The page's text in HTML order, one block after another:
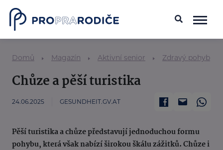
Domů Magazín Aktivní senior Zdravý pohyb
Chůze a pěší turistika
24.06.2025 GESUNDHEIT.GV.AT
Pěší turistika a chůze představují jednoduchou formu
pohybu, která však nabízí širokou škálu zážitků. Chůze i